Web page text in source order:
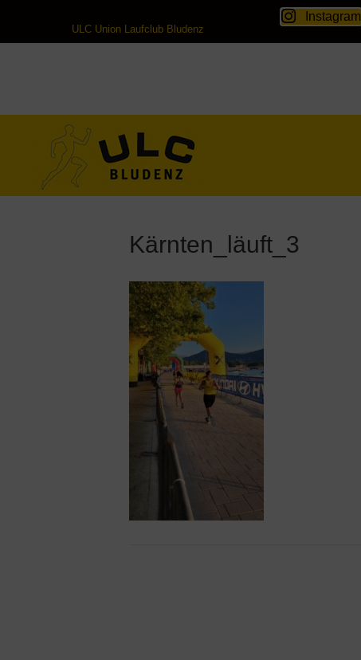
ULC Union Laufclub Bludenz
Instagram
Kärnten_läuft_3